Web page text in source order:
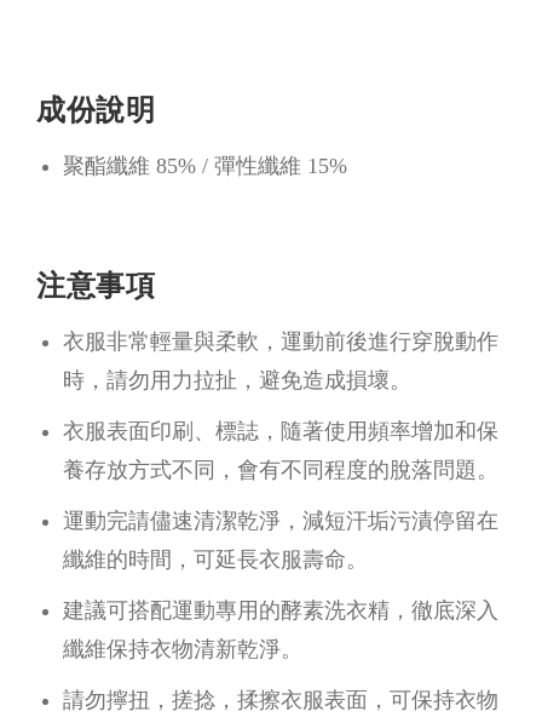
成份說明
聚酯纖維 85% / 彈性纖維 15%
注意事項
衣服非常輕量與柔軟，運動前後進行穿脫動作
時，請勿用力拉扯，避免造成損壞。
衣服表面印刷、標誌，隨著使用頻率增加和保
養存放方式不同，會有不同程度的脫落問題。
運動完請儘速清潔乾淨，減短汗垢污漬停留在
纖維的時間，可延長衣服壽命。
建議可搭配運動專用的酵素洗衣精，徹底深入
纖維保持衣物清新乾淨。
請勿擰扭，搓捻，揉擦衣服表面，可保持衣物